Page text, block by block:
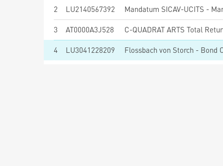
2 LU2140567392
3 AT0000A3J528 C-QUADRAT ARTS Total
4 LU3041228209 Flossbach von Storch - Bond